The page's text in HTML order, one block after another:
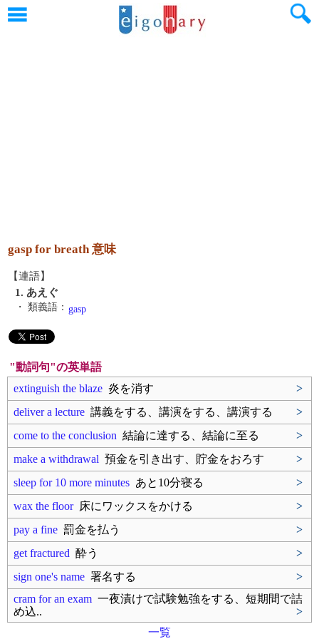
gasp for breath 意味
【連語】
1. あえぐ
・ 類義語： gasp
"動詞句"の英単語
extinguish the blaze 炎を消す
>
deliver a lecture 講義をする、講演をする、講演する
>
come to the conclusion 結論に達する、結論に至る
>
make a withdrawal 預金を引き出す、貯金をおろす
>
sleep for 10 more minutes あと10分寝る
>
wax the floor床にワックスをかける
>
pay a fine 罰金を払う
>
get fractured 酔う
>
sign one's name 署名する
>
cram for an exam 一夜漬けで試験勉強をする、短期間で詰
め込..
>
一覧